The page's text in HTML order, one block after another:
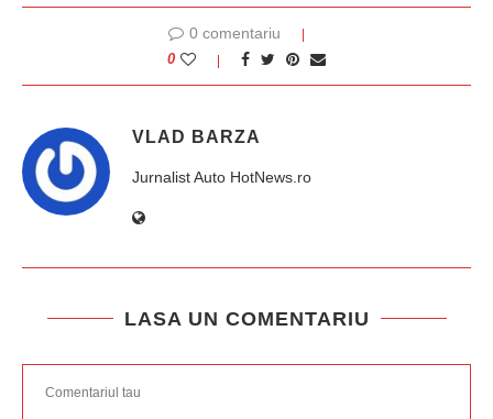
0 comentariu
0
VLAD BARZA
Jurnalist Auto HotNews.ro
LASA UN COMENTARIU